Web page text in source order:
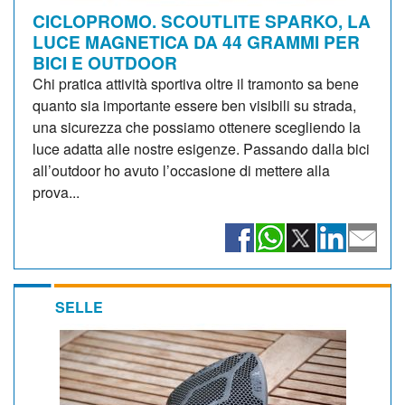
CICLOPROMO. SCOUTLITE SPARKO, LA
LUCE MAGNETICA DA 44 GRAMMI PER
BICI E OUTDOOR
Chi pratica attività sportiva oltre il tramonto sa bene
quanto sia importante essere ben visibili su strada,
una sicurezza che possiamo ottenere scegliendo la
luce adatta alle nostre esigenze. Passando dalla bici
all’outdoor ho avuto l’occasione di mettere alla
prova...
SELLE